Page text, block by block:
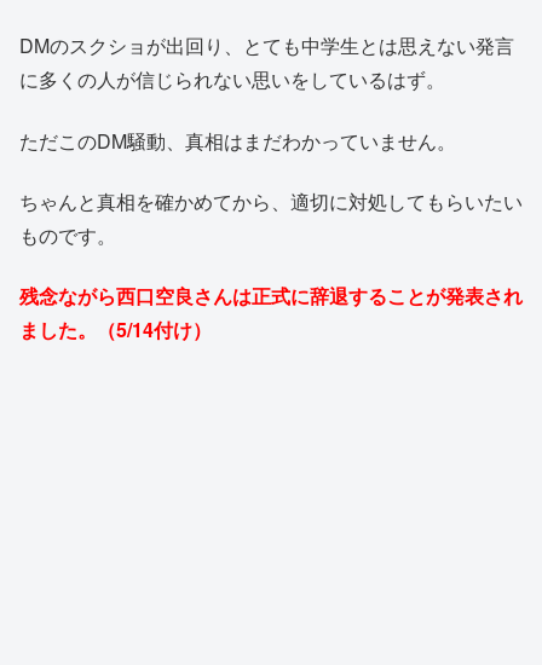
DMのスクショが出回り、とても中学生とは思えない発言
に多くの人が信じられない思いをしているはず。
ただこのDM騒動、真相はまだわかっていません。
ちゃんと真相を確かめてから、適切に対処してもらいたい
ものです。
残念ながら西口空良さんは正式に辞退することが発表され
ました。（5/14付け）